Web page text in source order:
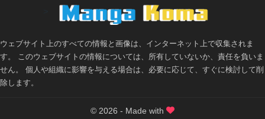
ウェブサイト上のすべての情報と画像は、インターネット上で収集されま
す。 このウェブサイトの情報については、所有していないか、責任を負いま
せん。 個人や組織に影響を与える場合は、必要に応じて、すぐに検討して削
除します。
© 2026 - Made with